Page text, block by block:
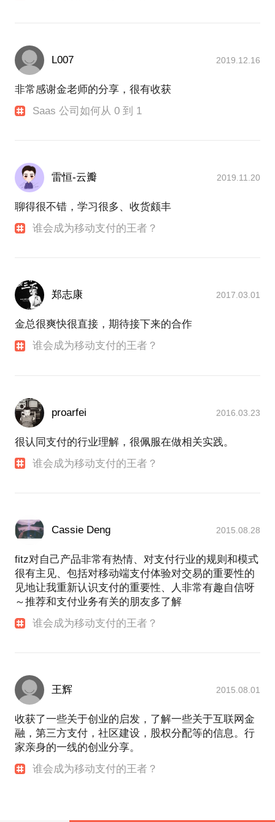
L007 2019.12.16
非常感谢金老师的分享，很有收获
Saas 公司如何从 0 到 1
雷恒-云瓣 2019.11.20
聊得很不错，学习很多、收货颇丰
谁会成为移动支付的王者？
郑志康 2017.03.01
金总很爽快很直接，期待接下来的合作
谁会成为移动支付的王者？
proarfei 2016.03.23
很认同支付的行业理解，很佩服在做相关实践。
谁会成为移动支付的王者？
Cassie Deng 2015.08.28
fitz对自己产品非常有热情、对支付行业的规则和模式
很有主见、包括对移动端支付体验对交易的重要性的
见地让我重新认识支付的重要性、人非常有趣自信呀
～推荐和支付业务有关的朋友多了解
谁会成为移动支付的王者？
王辉 2015.08.01
收获了一些关于创业的启发，了解一些关于互联网金
融，第三方支付，社区建设，股权分配等的信息。行
家亲身的一线的创业分享。
谁会成为移动支付的王者？